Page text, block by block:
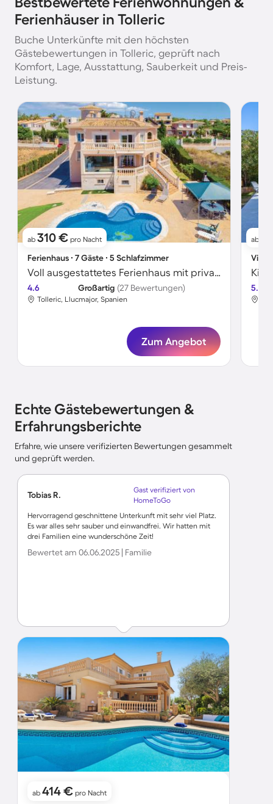
Ferienhäuser in Tolleric
Buche Unterkünfte mit den höchsten
Gästebewertungen in Tolleric, geprüft nach
Komfort, Lage, Ausstattung, Sauberkeit und Preis-
Leistung.
ab 310 € pro Nacht
Ferienhaus ∙ 7 Gäste ∙ 5 Schlafzimmer
Voll ausgestattetes Ferienhaus mit privatem Pool, Grill und Terrasse | Bergblick
4.6 Großartig (27 Bewertungen)
Tolleric, Llucmajor, Spanien
Zum Angebot
ab
Villa
5.0
Echte Gästebewertungen &
Erfahrungsberichte
Erfahre, wie unsere verifizierten Bewertungen gesammelt
und geprüft werden.
Tobias R.
Gast verifiziert von
HomeToGo
Hervorragend geschnittene Unterkunft mit sehr viel Platz.
Es war alles sehr sauber und einwandfrei. Wir hatten mit
drei Familien eine wunderschöne Zeit!
Bewertet am 06.06.2025 | Familie
ab 414 € pro Nacht